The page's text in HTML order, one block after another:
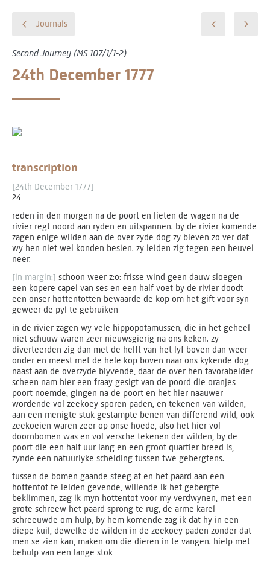
Journals
Second Journey (MS 107/1/1-2)
24th December 1777
transcription
[24th December 1777]
24
reden in den morgen na de poort en lieten de wagen na de
rivier regt noord aan ryden en uitspannen. by de rivier komende
zagen enige wilden aan de over zyde dog zy bleven zo ver dat
wy hen niet wel konden besien. zy leiden zig tegen een heuvel
neer.
[in margin:] schoon weer z:o: frisse wind geen dauw sloegen
een kopere capel van ses en een half voet by de rivier doodt
een onser hottentotten bewaarde de kop om het gift voor syn
geweer de pyl te gebruiken
in de rivier zagen wy vele hippopotamussen, die in het geheel
niet schuuw waren zeer nieuwsgierig na ons keken. zy
diverteerden zig dan met de helft van het lyf boven dan weer
onder en meest met de hele kop boven naar ons kykende dog
naast aan de overzyde blyvende, daar de over hen favorabelder
scheen nam hier een fraay gesigt van de poord die oranjes
poort noemde, gingen na de poort en het hier naauwer
wordende vol zeekoey sporen paden, en tekenen van wilden,
aan een menigte stuk gestampte benen van differend wild, ook
zeekoeien waren zeer op onse hoede, also het hier vol
doornbomen was en vol versche tekenen der wilden, by de
poort die een half uur lang en een groot quartier breed is,
zynde een natuurlyke scheiding tussen twe gebergtens.
tussen de bomen gaande steeg af en het paard aan een
hottentot te leiden gevende, willende ik het gebergte
beklimmen, zag ik myn hottentot voor my verdwynen, met een
grote schreew het paard sprong te rug, de arme karel
schreeuwde om hulp, by hem komende zag ik dat hy in een
diepe kuil, dewelke de wilden in de zeekoey paden zonder dat
men se zien kan, maken om die dieren in te vangen. hielp met
behulp van een lange stok